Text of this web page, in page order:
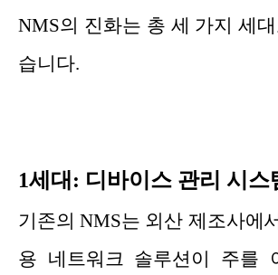
NMS의 진화는 총 세 가지 세
습니다.
1세대: 디바이스 관리 시스
기존의 NMS는 외산 제조사에
용 네트워크 솔루션이 주를